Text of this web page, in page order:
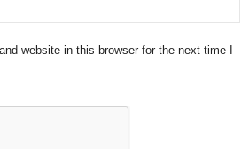
website in this browser for the next time I